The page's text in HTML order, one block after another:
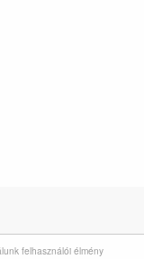
felhasználói élmény